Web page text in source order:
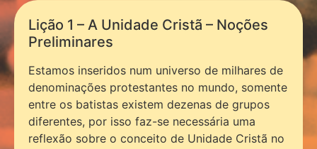
Lição 1 – A Unidade Cristã – Noções
Preliminares
Estamos inseridos num universo de milhares de
denominações protestantes no mundo, somente
entre os batistas existem dezenas de grupos
diferentes, por isso faz-se necessária uma
reflexão sobre o conceito de Unidade Cristã no